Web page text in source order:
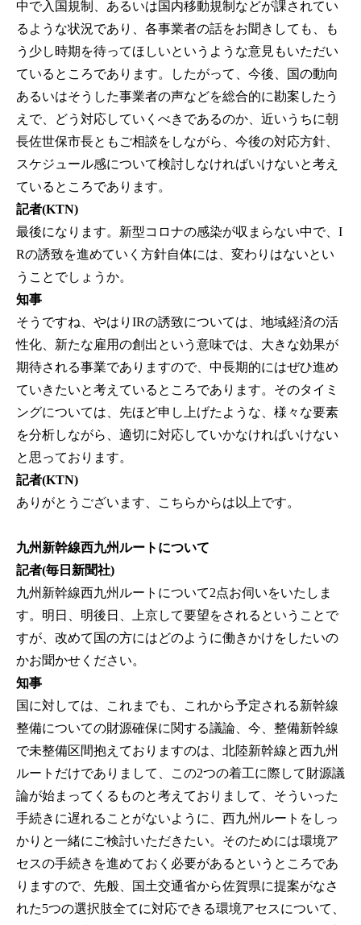
中で入国規制、あるいは国内移動規制などが課されてい
るような状況であり、各事業者の話をお聞きしても、も
う少し時期を待ってほしいというような意見もいただい
ているところであります。したがって、今後、国の動向
あるいはそうした事業者の声などを総合的に勘案したう
えで、どう対応していくべきであるのか、近いうちに朝
長佐世保市長ともご相談をしながら、今後の対応方針、
スケジュール感について検討しなければいけないと考え
ているところであります。
記者(KTN)
最後になります。新型コロナの感染が収まらない中で、I
Rの誘致を進めていく方針自体には、変わりはないとい
うことでしょうか。
知事
そうですね、やはりIRの誘致については、地域経済の活
性化、新たな雇用の創出という意味では、大きな効果が
期待される事業でありますので、中長期的にはぜひ進め
ていきたいと考えているところであります。そのタイミ
ングについては、先ほど申し上げたような、様々な要素
を分析しながら、適切に対応していかなければいけない
と思っております。
記者(KTN)
ありがとうございます、こちらからは以上です。
九州新幹線西九州ルートについて
記者(毎日新聞社)
九州新幹線西九州ルートについて2点お伺いをいたしま
す。明日、明後日、上京して要望をされるということで
すが、改めて国の方にはどのように働きかけをしたいの
かお聞かせください。
知事
国に対しては、これまでも、これから予定される新幹線
整備についての財源確保に関する議論、今、整備新幹線
で未整備区間抱えておりますのは、北陸新幹線と西九州
ルートだけでありまして、この2つの着工に際して財源議
論が始まってくるものと考えておりまして、そういった
手続きに遅れることがないように、西九州ルートをしっ
かりと一緒にご検討いただきたい。そのためには環境ア
セスの手続きを進めておく必要があるというところであ
りますので、先般、国土交通省から佐賀県に提案がなさ
れた5つの選択肢全てに対応できる環境アセスについて、